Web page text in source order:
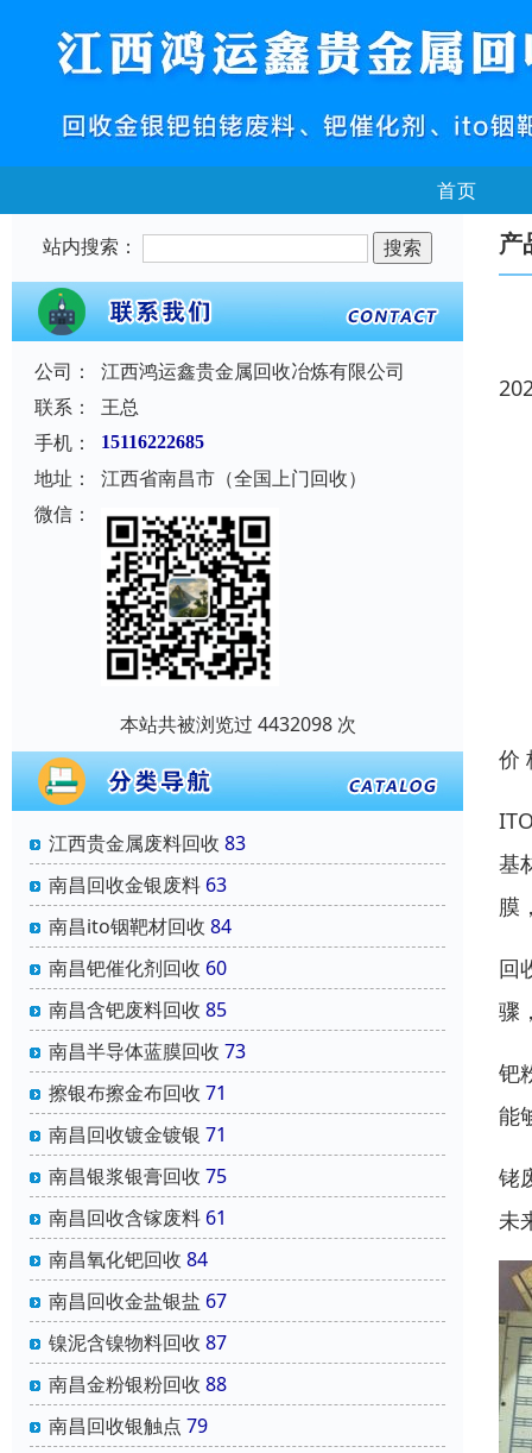
首页
站内搜索：
公司：
江西鸿运鑫贵金属回收冶炼有限公司
联系：
王总
手机：
15116222685
地址：
江西省南昌市（全国上门回收）
微信：
本站共被浏览过 4432098 次
江西贵金属废料回收 83
南昌回收金银废料 63
南昌ito铟靶材回收 84
南昌钯催化剂回收 60
南昌含钯废料回收 85
南昌半导体蓝膜回收 73
擦银布擦金布回收 71
南昌回收镀金镀银 71
南昌银浆银膏回收 75
南昌回收含镓废料 61
南昌氧化钯回收 84
南昌回收金盐银盐 67
镍泥含镍物料回收 87
南昌金粉银粉回收 88
南昌回收银触点 79
产
价
基
膜
回
骤
钯
能
铑
未